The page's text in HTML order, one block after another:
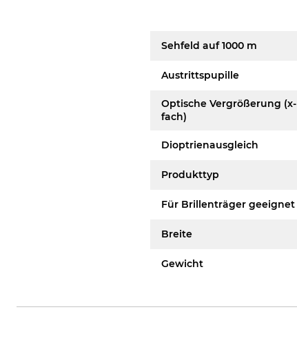
Sehfeld auf 1000 m
Austrittspupille
Optische Vergrößerung (x-
fach)
Dioptrienausgleich
Produkttyp
Für Brillenträger geeignet
Breite
Gewicht